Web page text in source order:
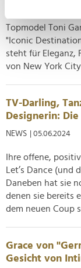
bestimmten
Erfahren Sie
verarbeitet
Wir verwenden
personalisieren,
zu können und
Verwendung
soziale Medien,
Partner führen
weiteren Daten
haben oder die
gesammelt
Topmodel Toni
"Iconic
steht für Eleganz,
von New York City
TV-Darling,
Designerin:
NEWS | 05.06.2024
Ihre offene,
Let’s Dance (und
Daneben hat sie
denen sie bereits
dem neuen Coup
Grace von
Gesicht von